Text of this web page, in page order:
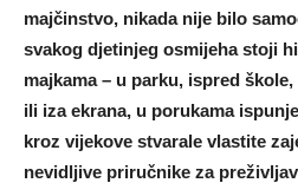
majčinstvo, nikada nije bilo
svakog djetinjeg osmijeha stoji
majkama – u parku, ispred
ili iza ekrana, u porukama
kroz vijekove stvarale vlastite
nevidljive priručnike za